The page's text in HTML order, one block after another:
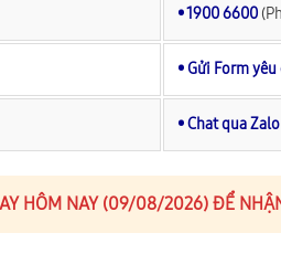
• 1900 6600
• Gửi Form yêu
• Chat qua Zalo
HÔM NAY (09/08/2026) ĐỂ